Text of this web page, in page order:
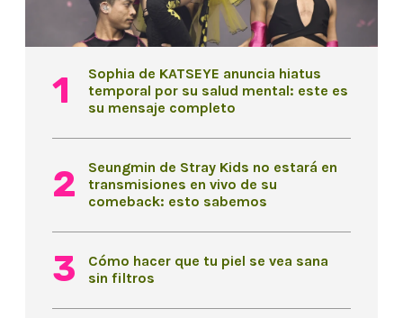
Sophia de KATSEYE anuncia hiatus
temporal por su salud mental: este es
su mensaje completo
Seungmin de Stray Kids no estará en
transmisiones en vivo de su
comeback: esto sabemos
Cómo hacer que tu piel se vea sana
sin filtros